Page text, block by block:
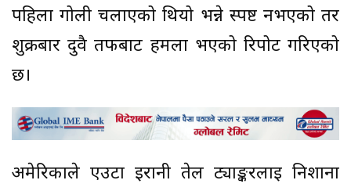
पहिला गोली चलाएको थियो भन्ने स्पष्ट नभएको तर
शुक्रबार दुवै तर्फबाट हमला भएको रिपोर्ट गरिएको
छ।
अमेरिकाले एउटा इरानी तेल ट्याङ्करलाई निशाना